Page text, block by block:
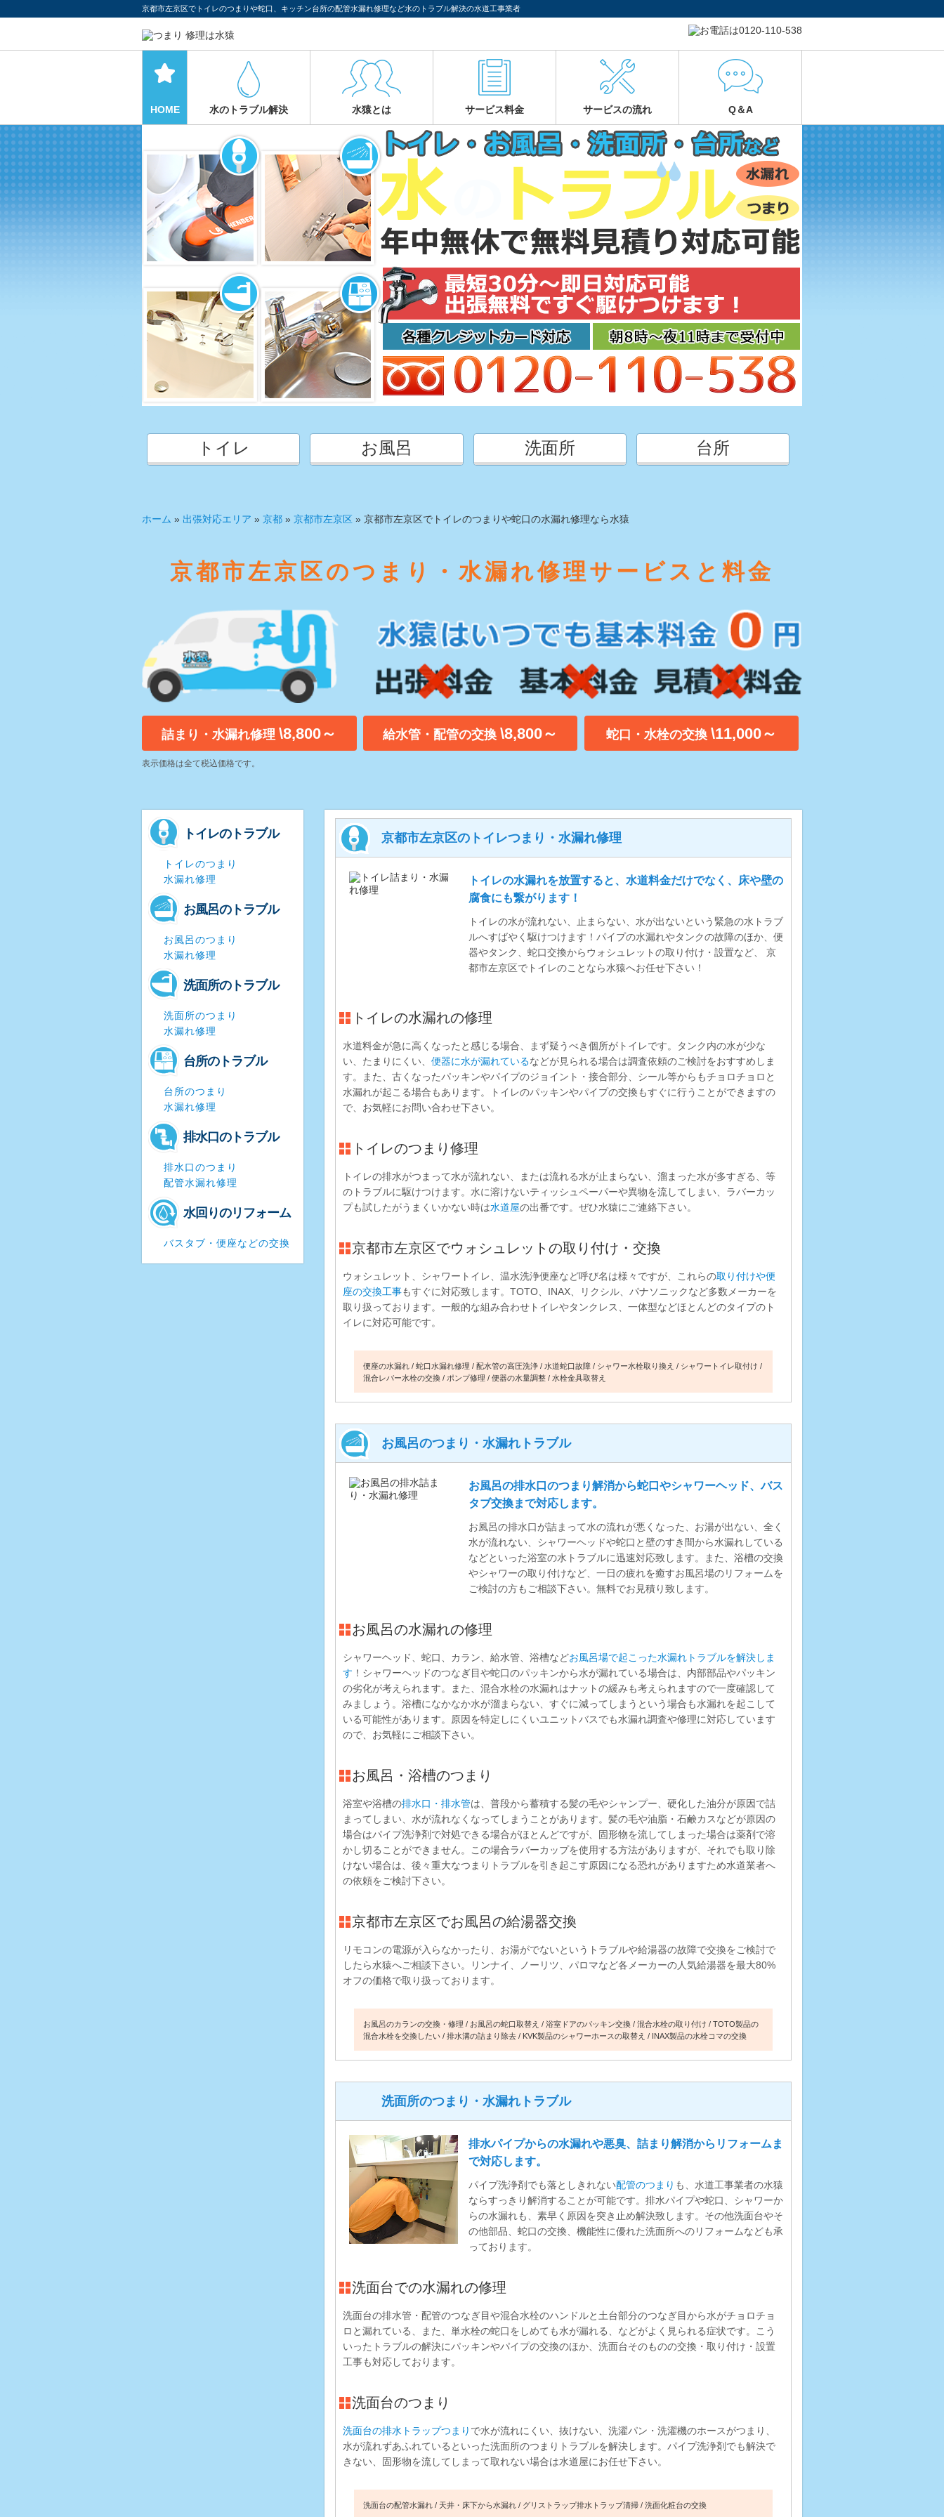
京都市左京区でトイレのつまりや蛇口、キッチン台所の配管水漏れ修理など水のトラブル解決の水道工事業者
HOME 水のトラブル解決 水猿とは サービス料金 サービスの流れ Q＆A
トイレ お風呂 洗面所 台所
ホーム » 出張対応エリア » 京都 » 京都市左京区 » 京都市左京区でトイレのつまりや蛇口の水漏れ修理なら水猿
京都市左京区のつまり・水漏れ修理サービスと料金
詰まり・水漏れ修理 \8,800～ 給水管・配管の交換 \8,800～ 蛇口・水栓の交換 \11,000～
表示価格は全て税込価格です。
京都市左京区のトイレつまり・水漏れ修理
トイレの水漏れを放置すると、水道料金だけでなく、床や壁の
腐食にも繋がります！
トイレの水が流れない、止まらない、水が出ないという緊急の水トラブ
ルへすばやく駆けつけます！パイプの水漏れやタンクの故障のほか、便
器やタンク、蛇口交換からウォシュレットの取り付け・設置など、 京
都市左京区でトイレのことなら水猿へお任せ下さい！
トイレの水漏れの修理
水道料金が急に高くなったと感じる場合、まず疑うべき個所がトイレです。タンク内の水が少な
い、たまりにくい、 便器に水が漏れているなどが見られる場合は調査依頼のご検討をおすすめしま
す。また、古くなったパッキンやパイプのジョイント・接合部分、シール等からもチョロチョロと
水漏れが起こる場合もあります。トイレのパッキンやパイプの交換もすぐに行うことができますの
で、お気軽にお問い合わせ下さい。
トイレのつまり修理
トイレの排水がつまって水が流れない、または流れる水が止まらない、溜まった水が多すぎる、等
のトラブルに駆けつけます。水に溶けないティッシュペーパーや異物を流してしまい、ラバーカッ
プも試したがうまくいかない時は水道屋の出番です。ぜひ水猿にご連絡下さい。
京都市左京区でウォシュレットの取り付け・交換
ウォシュレット、シャワートイレ、温水洗浄便座など呼び名は様々ですが、これらの取り付けや便
座の交換工事もすぐに対応致します。TOTO、INAX、リクシル、パナソニックなど多数メーカーを
取り扱っております。一般的な組み合わせトイレやタンクレス、一体型などほとんどのタイプのト
イレに対応可能です。
便座の水漏れ 蛇口水漏れ修理 配水管の高圧洗浄 水道蛇口故障 シャワー水栓取り換え
シャワートイレ取付け
混合レバー水栓の交換
ポンプ修理 便器の水量調整 水栓金具取替え
お風呂のつまり・水漏れトラブル
お風呂の排水口のつまり解消から蛇口やシャワーヘッド、バス
タブ交換まで対応します。
お風呂の排水口が詰まって水の流れが悪くなった、お湯が出ない、全く
水が流れない、シャワーヘッドや蛇口と壁のすき間から水漏れしている
などといった浴室の水トラブルに迅速対応致します。また、浴槽の交換
やシャワーの取り付けなど、一日の疲れを癒すお風呂場のリフォームを
ご検討の方もご相談下さい。無料でお見積り致します。
お風呂の水漏れの修理
シャワーヘッド、蛇口、カラン、給水管、浴槽などお風呂場で起こった水漏れトラブルを解決しま
す ！シャワーヘッドのつなぎ目や蛇口のパッキンから水が漏れている場合は、内部部品やパッキン
の劣化が考えられます。また、混合水栓の水漏れはナットの緩みも考えられますので一度確認して
みましょう。浴槽になかなか水が溜まらない、すぐに減ってしまうという場合も水漏れを起こして
いる可能性があります。原因を特定しにくいユニットバスでも水漏れ調査や修理に対応しています
ので、お気軽にご相談下さい。
お風呂・浴槽のつまり
浴室や浴槽の排水口・排水管は、普段から蓄積する髪の毛やシャンプー、硬化した油分が原因で詰
まってしまい、水が流れなくなってしまうことがあります。髪の毛や油脂・石鹸カスなどが原因の
場合はパイプ洗浄剤で対処できる場合がほとんどですが、固形物を流してしまった場合は薬剤で溶
かし切ることができません。この場合ラバーカップを使用する方法がありますが、それでも取り除
けない場合は、後々重大なつまりトラブルを引き起こす原因になる恐れがありますため水道業者へ
の依頼をご検討下さい。
京都市左京区でお風呂の給湯器交換
リモコンの電源が入らなかったり、お湯がでないというトラブルや給湯器の故障で交換をご検討で
したら水猿へご相談下さい。リンナイ、ノーリツ、パロマなど各メーカーの人気給湯器を最大80%
オフの価格で取り扱っております。
お風呂のカランの交換・修理 お風呂の蛇口取替え 浴室ドアのパッキン交換 混合水栓の取り付け
TOTO製品の
混合水栓を交換したい
排水溝の詰まり除去 KVK製品のシャワーホースの取替え INAX製品の水栓コマの交換
洗面所のつまり・水漏れトラブル
排水パイプからの水漏れや悪臭、詰まり解消からリフォームま
で対応します。
パイプ洗浄剤でも落としきれない配管のつまり も、水道工事業者の水猿
ならすっきり解消することが可能です。排水パイプや蛇口、シャワーか
らの水漏れも、素早く原因を突き止め解決致します。その他洗面台やそ
の他部品、蛇口の交換、機能性に優れた洗面所へのリフォームなども承
っております。
洗面台での水漏れの修理
洗面台の排水管・配管のつなぎ目や混合水栓のハンドルと土台部分のつなぎ目から水がチョロチョ
ロと漏れている、また、単水栓の蛇口をしめても水が漏れる、などがよく見られる症状です。こう
いったトラブルの解決にパッキンやパイプの交換のほか、洗面台そのものの交換・取り付け・設置
工事も対応しております。
洗面台のつまり
洗面台の排水トラップつまり で水が流れにくい、抜けない、洗濯パン・洗濯機のホースがつまり、
水が流れずあふれているといった洗面所のつまりトラブルを解決します。パイプ洗浄剤でも解決で
きない、固形物を流してしまって取れない場合は水道屋にお任せ下さい。
洗面台の配管水漏れ 天井・床下から水漏れ グリストラップ排水トラップ清掃 洗面化粧台の交換
トイレのトラブル
トイレのつまり
水漏れ修理
お風呂のトラブル
お風呂のつまり
水漏れ修理
洗面所のトラブル
洗面所のつまり
水漏れ修理
台所のトラブル
台所のつまり
水漏れ修理
排水口のトラブル
排水口のつまり
配管水漏れ修理
水回りのリフォーム
バスタブ・便座などの交換